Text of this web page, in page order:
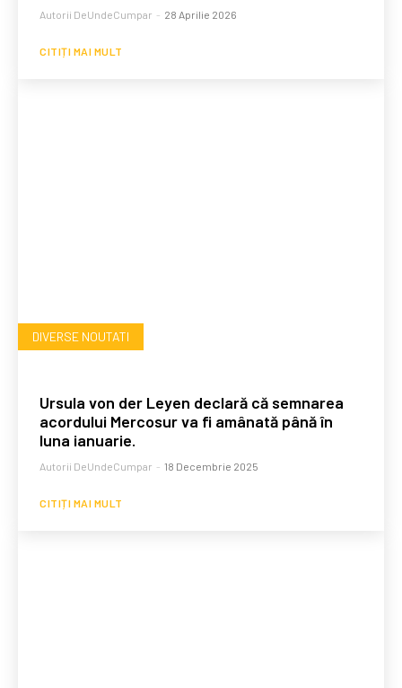
Autorii DeUndeCumpar - 28 Aprilie 2026
CITIȚI MAI MULT
DIVERSE NOUTATI
Ursula von der Leyen declară că semnarea
acordului Mercosur va fi amânată până în
luna ianuarie.
Autorii DeUndeCumpar - 18 Decembrie 2025
CITIȚI MAI MULT